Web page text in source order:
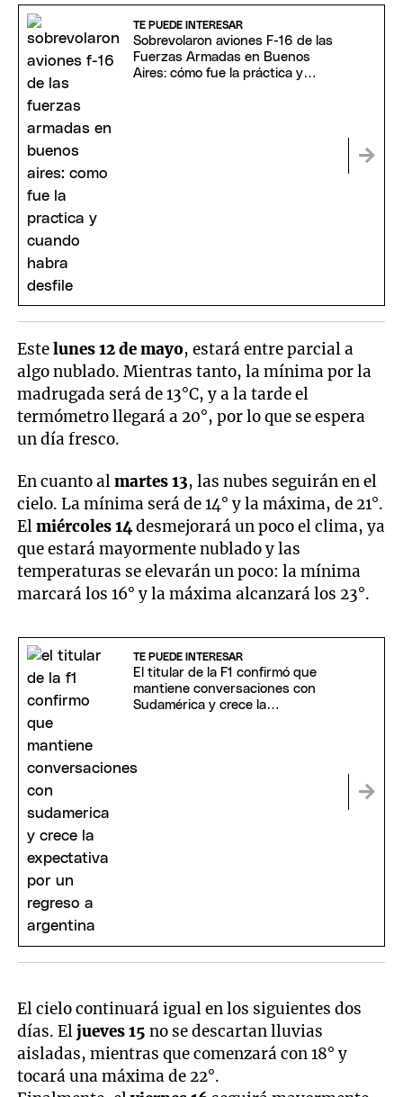
TE PUEDE INTERESAR
Sobrevolaron aviones F-16 de las
Fuerzas Armadas en Buenos
Aires: cómo fue la práctica y
Estelunes 12 de mayo, estará entre parcial a
algo nublado. Mientras tanto, la mínima por la
madrugada será de 13°C, y a la tarde el
termómetro llegará a 20°, por lo que se espera
un día fresco.
En cuanto almartes 13, las nubes seguirán en el
cielo. La mínima será de 14° y la máxima, de 21°.
Elmiércoles 14desmejorará un poco el clima, ya
que estará mayormente nublado y las
temperaturas se elevarán un poco: la mínima
marcará los 16° y la máxima alcanzará los 23°.
TE PUEDE INTERESAR
El titular de la F1 confirmó que
mantiene conversaciones con
Sudamérica y crece la
El cielo continuará igual en los siguientes dos
días. Eljueves 15 no se descartan lluvias
aisladas, mientras que comenzará con 18° y
tocará una máxima de 22°.